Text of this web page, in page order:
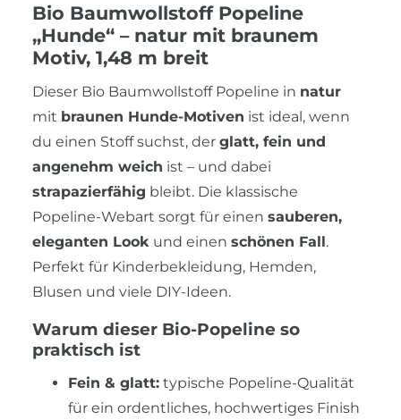
Bio Baumwollstoff Popeline
„Hunde“ – natur mit braunem
Motiv, 1,48 m breit
Dieser Bio Baumwollstoff Popeline in natur
mit braunen Hunde-Motiven ist ideal, wenn
du einen Stoff suchst, der glatt, fein und
angenehm weich ist – und dabei
strapazierfähig bleibt. Die klassische
Popeline-Webart sorgt für einen sauberen,
eleganten Look und einen schönen Fall.
Perfekt für Kinderbekleidung, Hemden,
Blusen und viele DIY-Ideen.
Warum dieser Bio-Popeline so
praktisch ist
Fein & glatt: typische Popeline-Qualität
für ein ordentliches, hochwertiges Finish